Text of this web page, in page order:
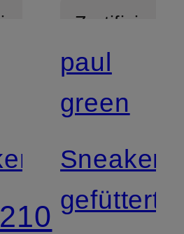
Zertifiziert
paul
green
Sneaker
gefüttert